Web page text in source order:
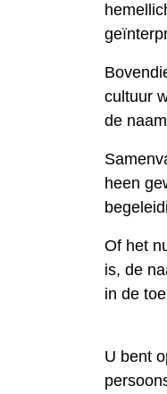
cultuur
de
heen
Of het
is, de
in de
U bent